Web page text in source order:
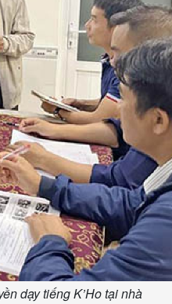
dạy tiếng K’Ho tại nhà